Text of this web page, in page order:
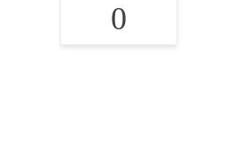
0